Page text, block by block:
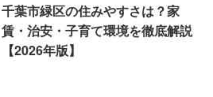
千葉市緑区の住みやすさは？家
賃・治安・子育て環境を徹底解説
【2026年版】